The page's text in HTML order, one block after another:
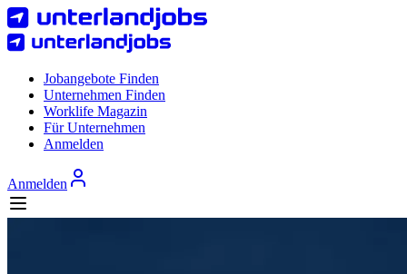
Jobangebote Finden
Unternehmen Finden
Worklife Magazin
Für Unternehmen
Anmelden
Anmelden